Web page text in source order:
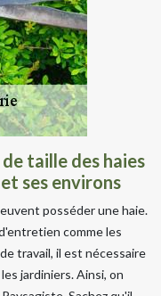
taille des haies
ses environs
posséder une haie.
comme les
travail, il est nécessaire
jardiniers. Ainsi, on